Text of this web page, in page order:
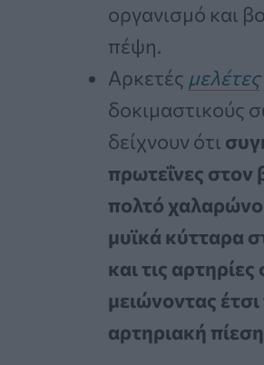
οργανισμό και
πέψη.
Αρκετές μελέτες
δοκιμαστικούς
δείχνουν ότι
πρωτεΐνες στον
πολτό
μυϊκά κύτταρα
και τις αρτηρίες
μειώνοντας έτσι
αρτηριακή